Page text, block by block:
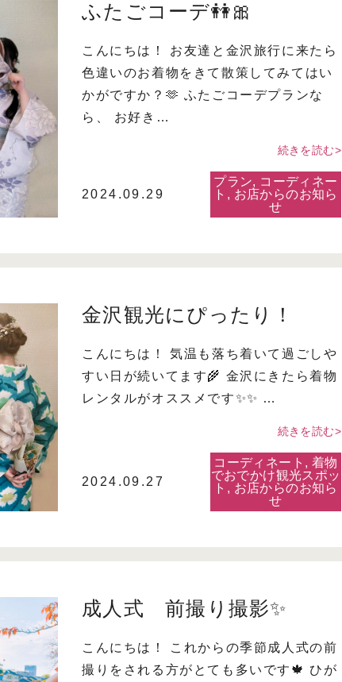
ふたごコーデ👭🎀
こんにちは！ お友達と金沢旅行に来たら
色違いのお着物をきて散策してみてはい
かがですか？🫶 ふたごコーデプランな
ら、 お好き…
続きを読む>
2024.09.29
プラン, コーディネー
ト , お店からのお知ら
せ
金沢観光にぴったり！
こんにちは！ 気温も落ち着いて過ごしや
すい日が続いてます🌾 金沢にきたら着物
レンタルがオススメです✨✨ …
続きを読む>
2024.09.27
コーディネート , 着物
でおでかけ観光スポッ
ト , お店からのお知ら
せ
成人式 前撮り撮影✨
こんにちは！ これからの季節成人式の前
撮りをされる方がとても多いです🍁 ひが